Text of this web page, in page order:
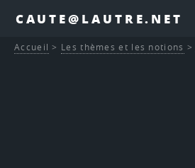
CAUTE@LAUTRE.NET
Accueil > Les thèmes et les notions >